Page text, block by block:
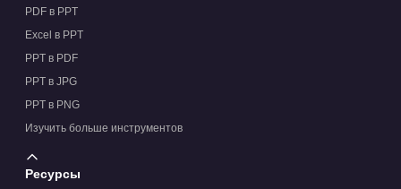
PDF в PPT
Excel в PPT
PPT в PDF
PPT в JPG
PPT в PNG
Изучить больше инструментов
Ресурсы